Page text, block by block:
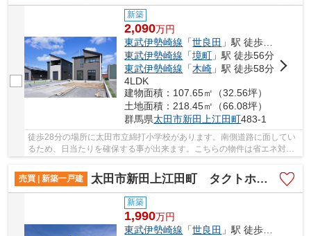
新築
2,090万円
東武伊勢崎線 「世良田 」駅 徒歩45分
東武伊勢崎線 「境町 」駅 徒歩56分
東武伊勢崎線 「木崎 」駅 徒歩58分
4LDK
建物面積：107.65㎡（32.56坪）
土地面積：218.45㎡（66.08坪）
群馬県太田市新田上江田町483-1
徒歩28分の場所に太田市立綿打小学校があります。南側道路に面してい
るため、日当たりを確保する事が出来ます。こちらの物件は省エネ対策
がされています。新築の物件を検討中の方はぜ...
売買 | 新築一戸建
太田市新田上江田町 タクトホーム
新築
1,990万円
東武伊勢崎線 「世良田 」駅 徒歩45分